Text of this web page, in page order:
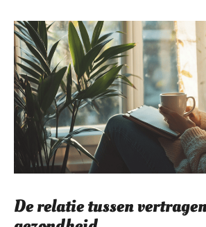
De relatie tussen